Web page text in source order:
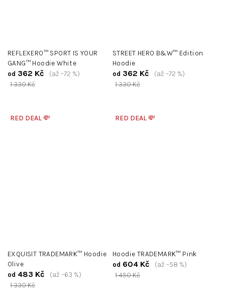
REFLEXERO™ SPORT IS YOUR
GANG™ Hoodie White
od 362 Kč
1 330 Kč
(až –72 %)
STREET HERO B&W™ Edition
Hoodie
od 362 Kč
1 330 Kč
(až –72 %)
RED DEAL 💸
EXQUISIT TRADEMARK™ Hoodie
Olive
od 483 Kč
1 330 Kč
(až –63 %)
RED DEAL 💸
Hoodie TRADEMARK™ Pink
od 604 Kč
1 450 Kč
(až –58 %)